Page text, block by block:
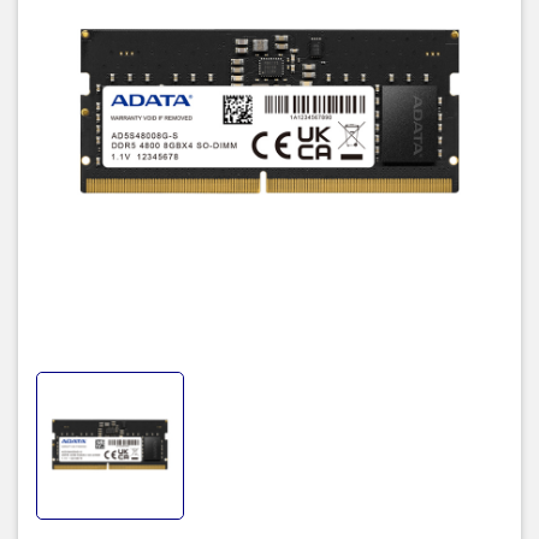
4800 MT/s, một bước nhảy lớn so với tần số tối đa của các mô-
đun DDR4 (3200 MT/s)
Mô-đun bộ nhớ thế hệ tiếp theo này hoạt động chỉ với 1,1V, giúp
tiết kiệm năng lượng hơn 8% so với DDR4. Hơn nữa, nó có tích hợp